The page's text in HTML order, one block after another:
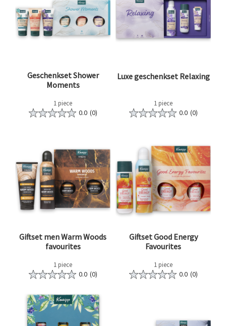
Geschenkset Shower
Moments
1 piece
0.0 (0)
Luxe geschenkset Relaxing
1 piece
0.0 (0)
Giftset men Warm Woods
favourites
1 piece
0.0 (0)
Giftset Good Energy
Favourites
1 piece
0.0 (0)